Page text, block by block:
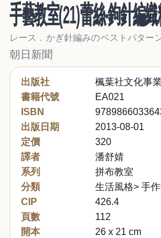
手藝教室(21)蕾絲‧鉤針編
レース．かぎ針編みのベストパター
朝日新聞
出版社
楓葉社文化事
書籍代號
EA021
ISBN
出版日期
2013-08-01
定價
320
譯者
潘舒婧
系列
拼布教室
分類
生活風格> 手
CIP
426.4
頁數
112
開本
26 x 21 cm